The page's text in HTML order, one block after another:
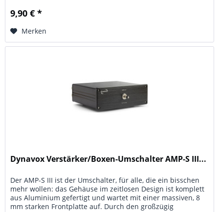
9,90 € *
Merken
Dynavox Verstärker/Boxen-Umschalter AMP-S III...
Der AMP-S III ist der Umschalter, für alle, die ein bisschen
mehr wollen: das Gehäuse im zeitlosen Design ist komplett
aus Aluminium gefertigt und wartet mit einer massiven, 8
mm starken Frontplatte auf. Durch den großzügig